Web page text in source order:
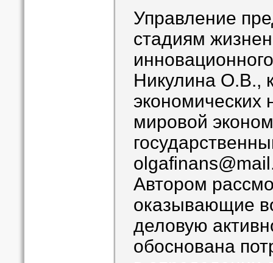
Управление
стадиям
Никулина О.В.,
экономических
мировой
Автором
оказывающие
деловую
обоснована